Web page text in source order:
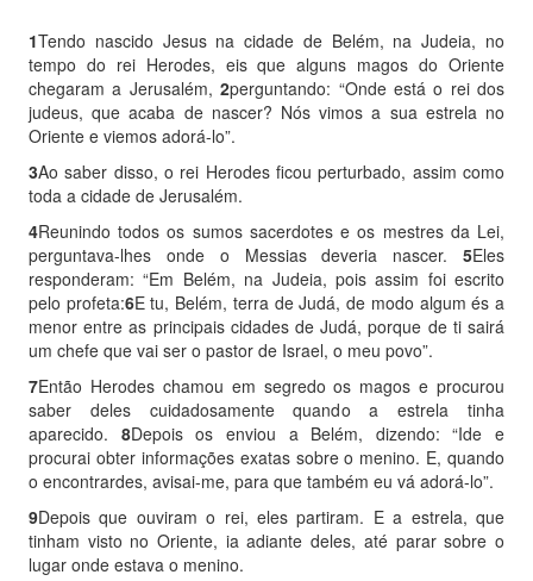
1Tendo nascido Jesus na cidade de Belém, na Judeia, no
tempo do rei Herodes, eis que alguns magos do Oriente
chegaram a Jerusalém,2perguntando: “Onde está o rei dos
judeus, que acaba de nascer? Nós vimos a sua estrela no
Oriente e viemos adorá-lo”.
3Ao saber disso, o rei Herodes ficou perturbado, assim como
toda a cidade de Jerusalém.
4Reunindo todos os sumos sacerdotes e os mestres da Lei,
perguntava-lhes onde o Messias deveria nascer. 5Eles
responderam: “Em Belém, na Judeia, pois assim foi escrito
pelo profeta:6E tu, Belém, terra de Judá, de modo algum és a
menor entre as principais cidades de Judá, porque de ti sairá
um chefe que vai ser o pastor de Israel, o meu povo”.
7Então Herodes chamou em segredo os magos e procurou
saber deles cuidadosamente quando a estrela tinha
aparecido. 8Depois os enviou a Belém, dizendo: “Ide e
procurai obter informações exatas sobre o menino. E, quando
o encontrardes, avisai-me, para que também eu vá adorá-lo”.
9Depois que ouviram o rei, eles partiram. E a estrela, que
tinham visto no Oriente, ia adiante deles, até parar sobre o
lugar onde estava o menino.